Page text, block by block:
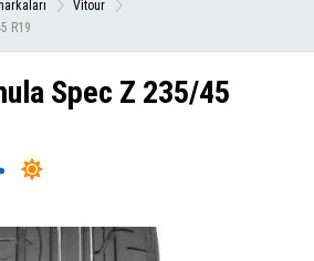
Vitour
R19
Spec Z 235/45